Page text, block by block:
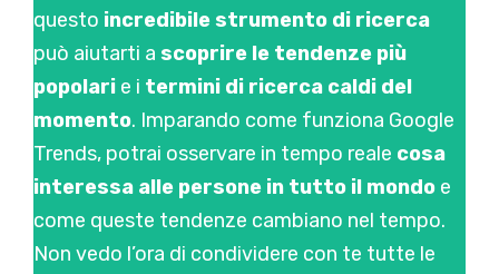
questo incredibile strumento di ricerca
può aiutarti a scoprire le tendenze più
popolari e i termini di ricerca caldi del
momento. Imparando come funziona Google
Trends, potrai osservare in tempo reale cosa
interessa alle persone in tutto il mondo e
come queste tendenze cambiano nel tempo.
Non vedo l’ora di condividere con te tutte le